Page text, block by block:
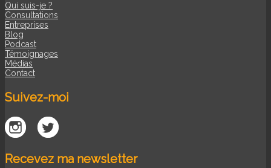
Qui suis-je ?
Consultations
Entreprises
Blog
Podcast
Témoignages
Médias
Contact
Suivez-moi
Recevez ma newsletter